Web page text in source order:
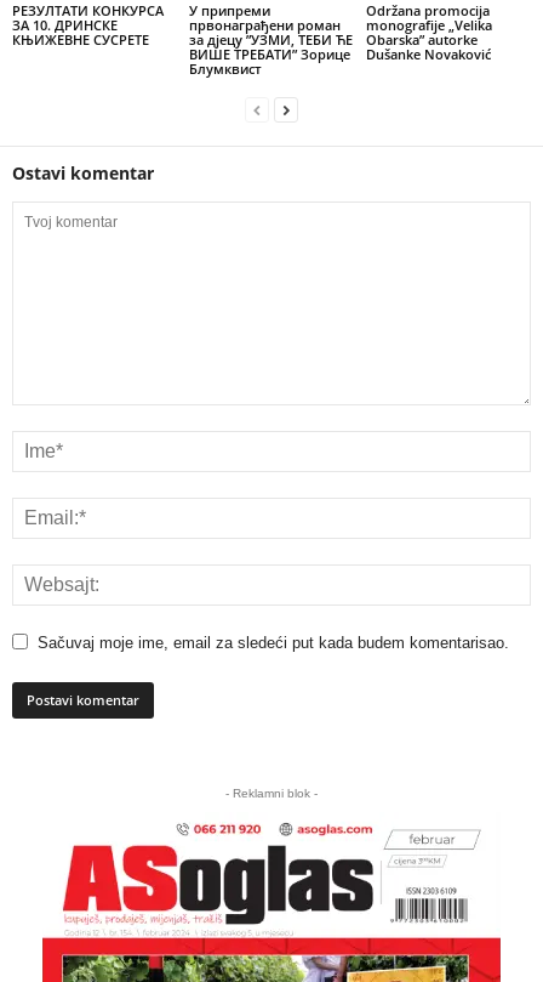
РЕЗУЛТАТИ КОНКУРСА
ЗА 10. ДРИНСКЕ
КЊИЖЕВНЕ СУСРЕТЕ
У припреми
првонаграђени роман
за дјецу ”УЗМИ, ТЕБИ ЋЕ
ВИШЕ ТРЕБАТИ” Зорице
Блумквист
Održana promocija
monografije „Velika
Obarska” autorke
Dušanke Novaković
Ostavi komentar
Sačuvaj moje ime, email za sledeći put kada budem komentarisao.
- Reklamni blok -